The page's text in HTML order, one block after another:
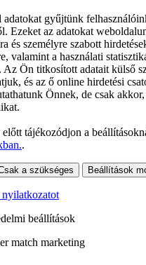
adatokat gyűjtünk
Ezeket az adatokat
és személyre szabott
valamint a használati
Az Ön titkosított adatait külső
és az ő online hirdetési
Önnek, de csak
tájékozódjon a
.
a szükséges Beállítások
beállítások
match marketing